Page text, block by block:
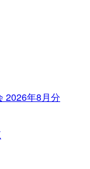
2026年8月分